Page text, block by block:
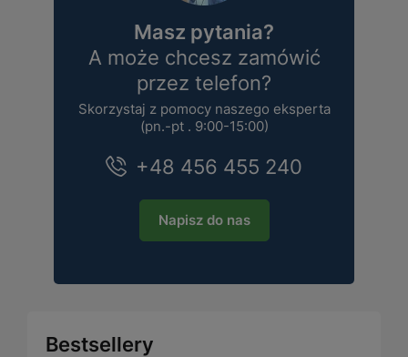
Masz pytania?
A może chcesz zamówić
przez telefon?
Skorzystaj z pomocy naszego eksperta
(pn.-pt . 9:00-15:00)
+48 456 455 240
Napisz do nas
Bestsellery